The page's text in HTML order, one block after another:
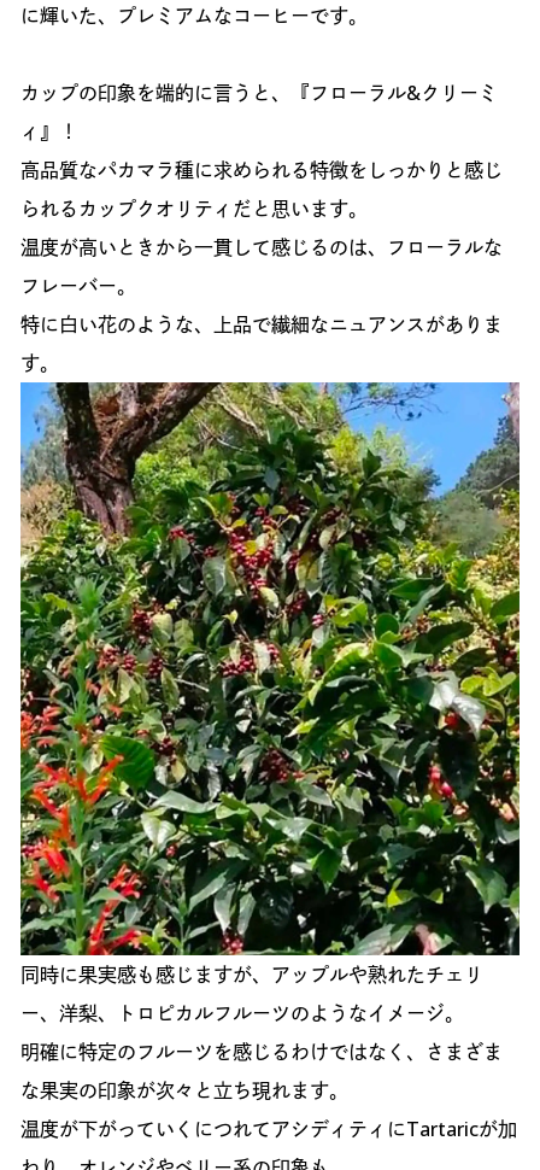
に輝いた、プレミアムなコーヒーです。
カップの印象を端的に言うと、『フローラル&クリーミ
ィ』！
高品質なパカマラ種に求められる特徴をしっかりと感じ
られるカップクオリティだと思います。
温度が高いときから一貫して感じるのは、フローラルな
フレーバー。
特に白い花のような、上品で繊細なニュアンスがありま
す。
同時に果実感も感じますが、アップルや熟れたチェリ
ー、洋梨、トロピカルフルーツのようなイメージ。
明確に特定のフルーツを感じるわけではなく、さまざま
な果実の印象が次々と立ち現れます。
温度が下がっていくにつれてアシディティにTartaricが加